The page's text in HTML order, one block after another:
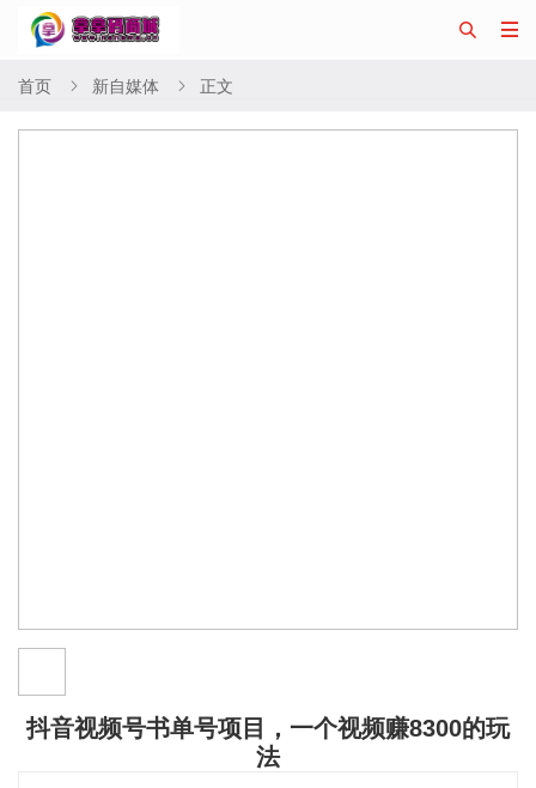


首页  新自媒体  正文
抖音视频号书单号项目，一个视频赚8300的玩
法